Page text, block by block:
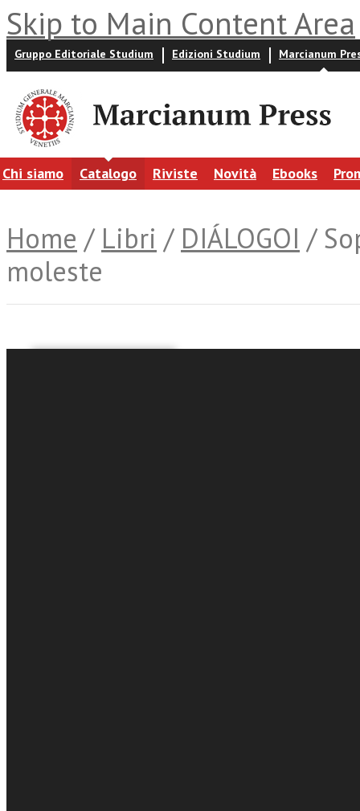
Skip to Main Content Area
Gruppo Editoriale Studium Edizioni Studium Marcianum
Chi siamo Catalogo Riviste Novità Ebooks
Home / Libri / DIÁLOGOI /
moleste